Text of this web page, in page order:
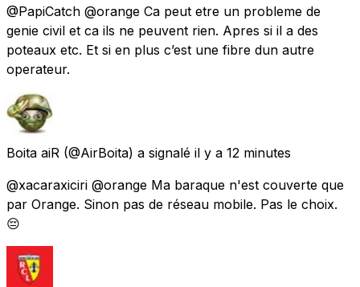
@PapiCatch @orange Ca peut etre un probleme de
genie civil et ca ils ne peuvent rien. Apres si il a des
poteaux etc. Et si en plus c’est une fibre dun autre
operateur.
Boita aiR (@AirBoita) a signalé il y a 12 minutes
@xacaraxiciri @orange Ma baraque n'est couverte que
par Orange. Sinon pas de réseau mobile. Pas le choix.
😔